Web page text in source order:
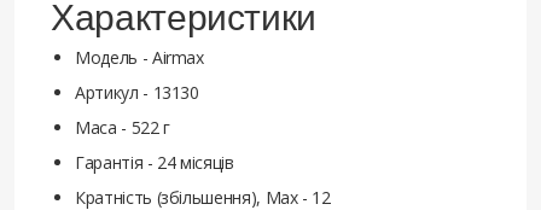
Характеристики
Модель - Airmax
Артикул - 13130
Маса - 522 г
Гарантія - 24 місяців
Кратність (збільшення), Max - 12